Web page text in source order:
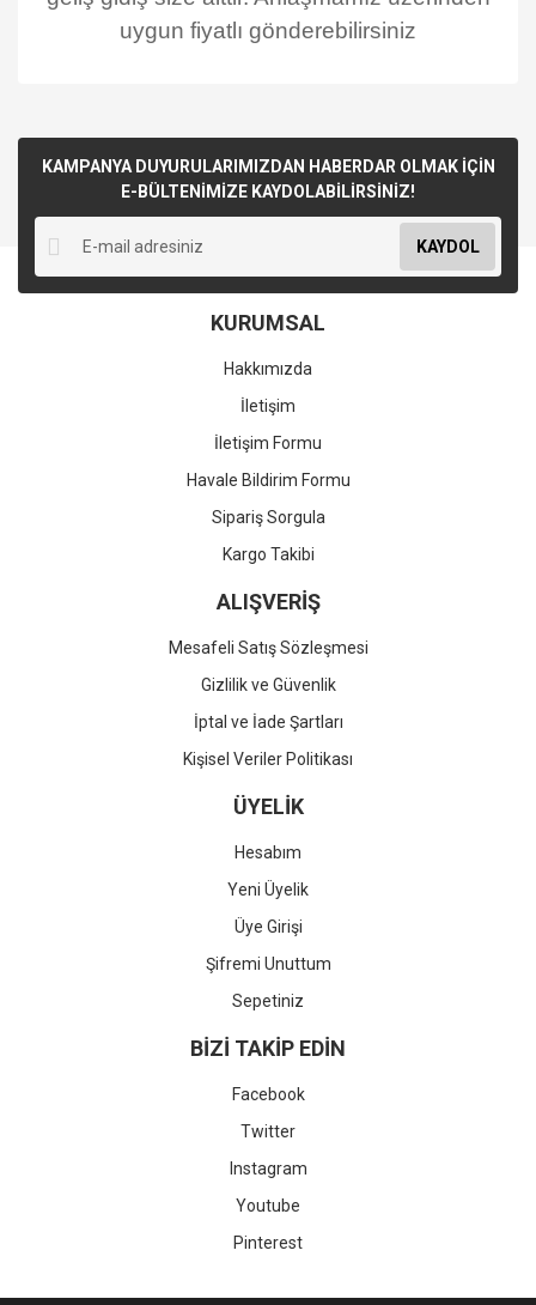
uygun fiyatlı gönderebilirsiniz
KAMPANYA DUYURULARIMIZDAN HABERDAR OLMAK İÇİN
E-BÜLTENİMİZE KAYDOLABİLİRSİNİZ!
KAYDOL
KURUMSAL
Hakkımızda
İletişim
İletişim Formu
Havale Bildirim Formu
Sipariş Sorgula
Kargo Takibi
ALIŞVERİŞ
Mesafeli Satış Sözleşmesi
Gizlilik ve Güvenlik
İptal ve İade Şartları
Kişisel Veriler Politikası
ÜYELİK
Hesabım
Yeni Üyelik
Üye Girişi
Şifremi Unuttum
Sepetiniz
BİZİ TAKİP EDİN
Facebook
Twitter
Instagram
Youtube
Pinterest